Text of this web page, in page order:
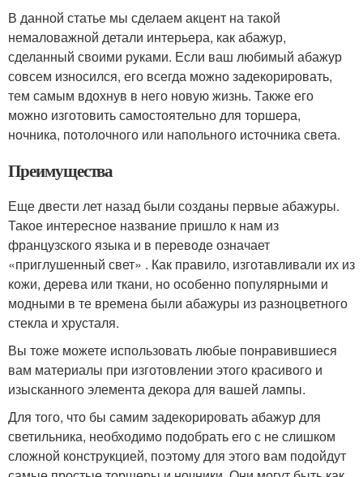
В данной статье мы сделаем акцент на такой
немаловажной детали интерьера, как абажур,
сделанный своими руками. Если ваш любимый абажур
совсем износился, его всегда можно задекорировать,
тем самым вдохнув в него новую жизнь. Также его
можно изготовить самостоятельно для торшера,
ночника, потолочного или напольного источника света.
Преимущества
Еще двести лет назад были созданы первые абажуры.
Такое интересное название пришло к нам из
французского языка и в переводе означает
«приглушенный свет» . Как правило, изготавливали их из
кожи, дерева или ткани, но особенно популярными и
модными в те времена были абажуры из разноцветного
стекла и хрусталя.
Вы тоже можете использовать любые понравившиеся
вам материалы при изготовлении этого красивого и
изысканного элемента декора для вашей лампы.
Для того, что бы самим задекорировать абажур для
светильника, необходимо подобрать его с не слишком
сложной конструкцией, поэтому для этого вам подойдут